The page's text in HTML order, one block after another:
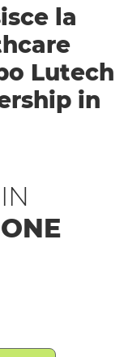
la
Lutech
in